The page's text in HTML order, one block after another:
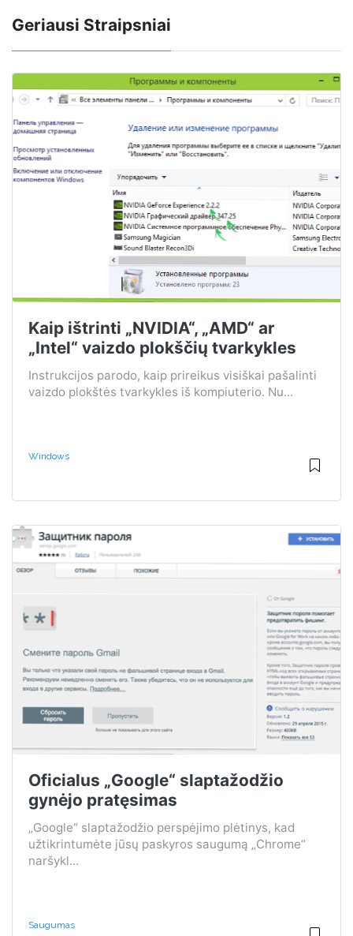
Geriausi Straipsniai
Kaip ištrinti „NVIDIA“, „AMD“ ar
„Intel“ vaizdo plokščių tvarkykles
Instrukcijos parodo, kaip prireikus visiškai pašalinti
vaizdo plokštės tvarkykles iš kompiuterio. Nu...
Windows
Oficialus „Google“ slaptažodžio
gynėjo pratęsimas
„Google“ slaptažodžio perspėjimo plėtinys, kad
užtikrintumėte jūsų paskyros saugumą „Chrome“
naršykl...
Saugumas